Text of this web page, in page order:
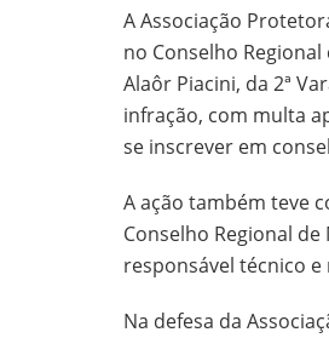
A Associação
no Conselho
Alaôr Piacini, da 2ª
infração, com multa
se inscrever em
A ação também teve
Conselho Regional
responsável técnico e
Na defesa da